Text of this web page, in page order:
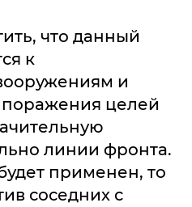
что данный
к
и
поражения целей
линии фронта.
применен, то
соседних с